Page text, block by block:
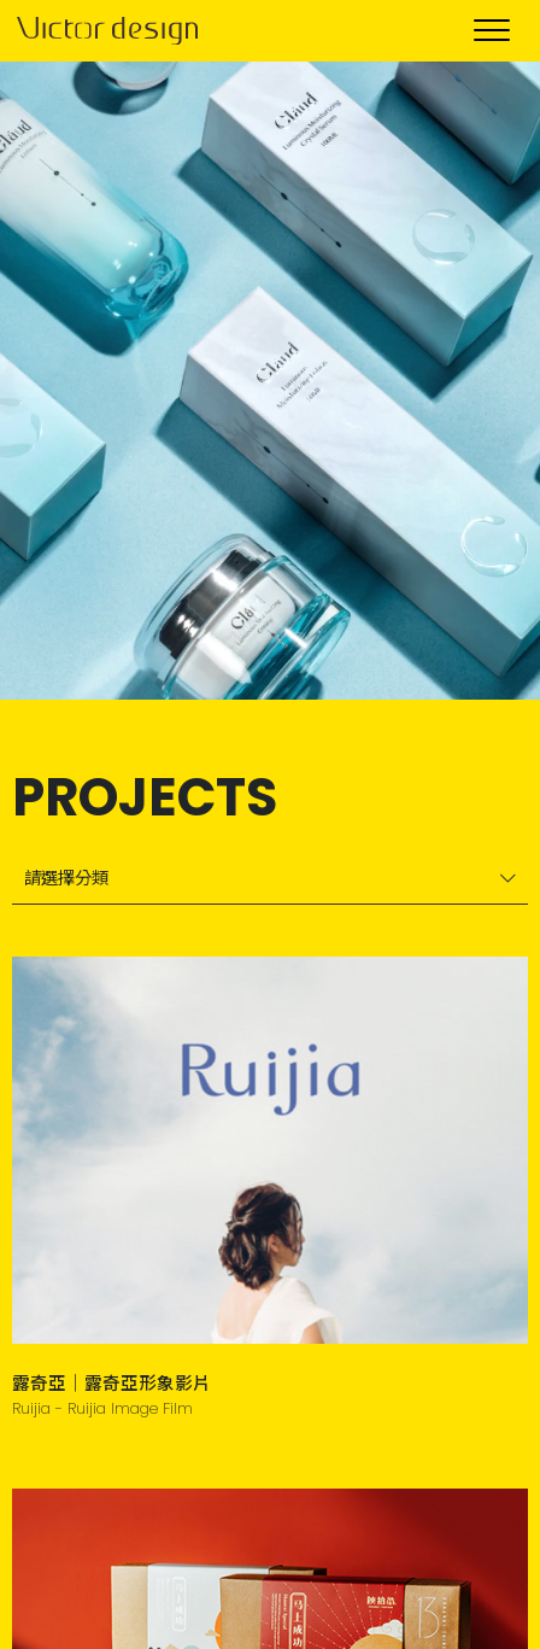
PROJECTS
請選擇分類
露奇亞｜露奇亞形象影片
Ruijia - Ruijia Image Film